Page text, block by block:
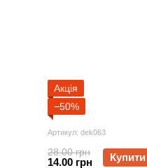
Акція
−50%
Артикул: dek063
28.00 грн
14.00 грн Купити